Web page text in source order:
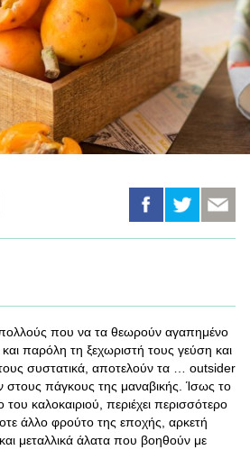
πολλούς που να τα θεωρούν αγαπημένο
παρόλη τη ξεχωριστή τους γεύση και
συστατικά, αποτελούν τα … outsider
πάγκους της μαναβικής. Ίσως το
καλοκαιριού, περιέχει περισσότερο
άλλο φρούτο της εποχής, αρκετή
και μεταλλικά άλατα που βοηθούν με